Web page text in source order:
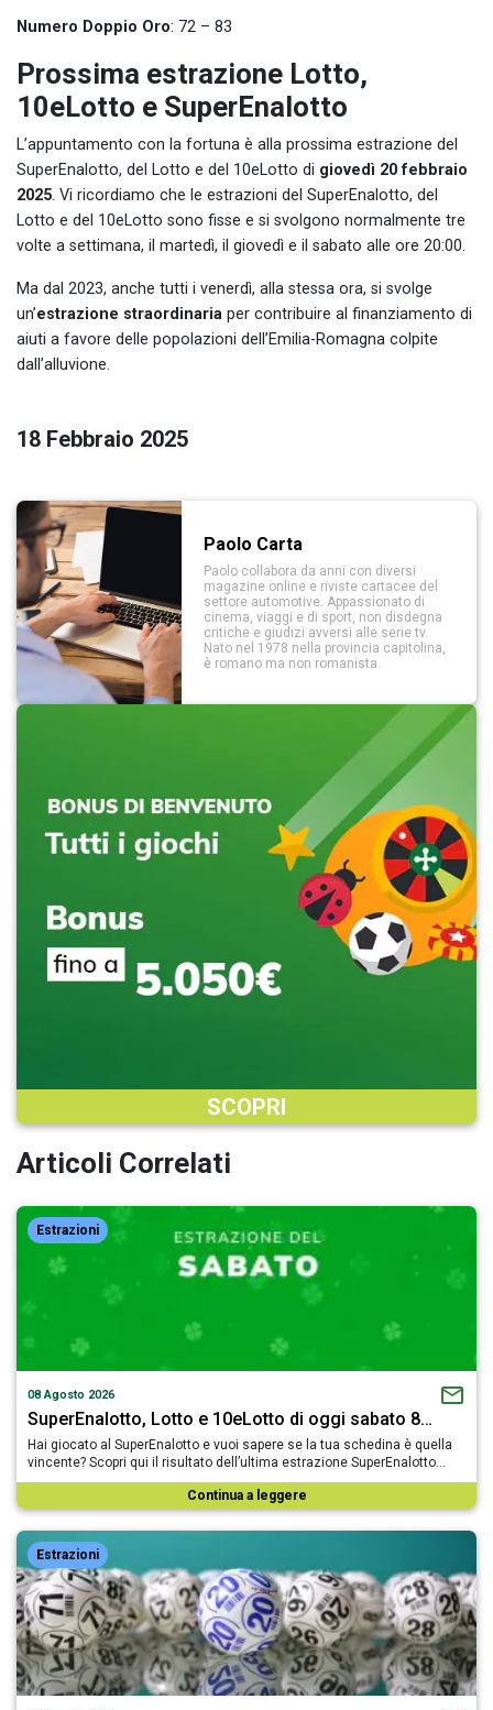
Numero Doppio Oro: 72 – 83
Prossima estrazione Lotto,
10eLotto e SuperEnalotto
L’appuntamento con la fortuna è alla prossima estrazione del
SuperEnalotto, del Lotto e del 10eLotto di giovedì 20 febbraio
2025. Vi ricordiamo che le estrazioni del SuperEnalotto, del
Lotto e del 10eLotto sono fisse e si svolgono normalmente tre
volte a settimana, il martedì, il giovedì e il sabato alle ore 20:00.
Ma dal 2023, anche tutti i venerdì, alla stessa ora, si svolge
un’estrazione straordinaria per contribuire al finanziamento di
aiuti a favore delle popolazioni dell’Emilia-Romagna colpite
dall’alluvione.
18 Febbraio 2025
Paolo Carta
Paolo collabora da anni con diversi
magazine online e riviste cartacee del
settore automotive. Appassionato di
cinema, viaggi e di sport, non disdegna
critiche e giudizi avversi alle serie tv.
Nato nel 1978 nella provincia capitolina,
è romano ma non romanista.
SCOPRI
Articoli Correlati
Estrazioni
08 Agosto 2026
SuperEnalotto, Lotto e 10eLotto di oggi sabato 8…
Hai giocato al SuperEnalotto e vuoi sapere se la tua schedina è quella
vincente? Scopri qui il risultato dell’ultima estrazione SuperEnalotto…
Continua a leggere
Estrazioni